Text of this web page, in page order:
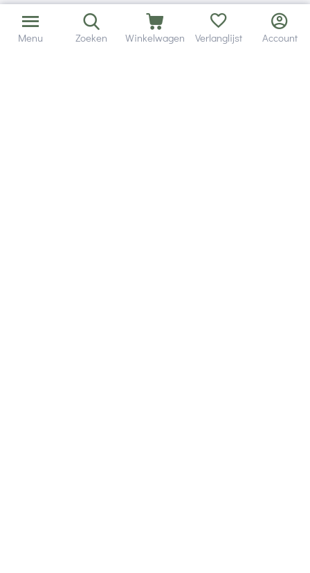
Menu Zoeken Winkelwagen Verlanglijst Account